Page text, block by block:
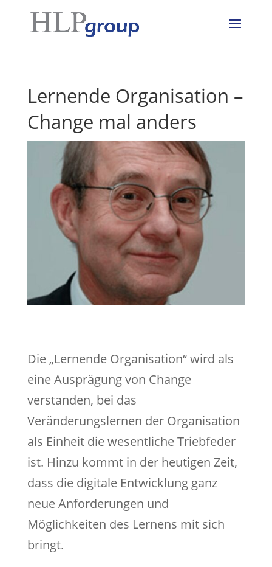
Lernende Organisation –
Change mal anders
Die „Lernende Organisation“ wird als
eine Ausprägung von Change
verstanden, bei das
Veränderungslernen der Organisation
als Einheit die wesentliche Triebfeder
ist. Hinzu kommt in der heutigen Zeit,
dass die digitale Entwicklung ganz
neue Anforderungen und
Möglichkeiten des Lernens mit sich
bringt.